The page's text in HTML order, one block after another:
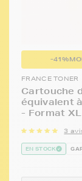
-41%
FRANCE TONER
Cartouche
équivalent
- Format XL
3
EN STOCK